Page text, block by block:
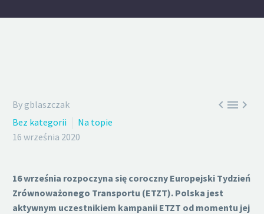

By gblaszczak
Bez kategorii
Na topie
16 września 2020
16 września rozpoczyna się coroczny Europejski Tydzień
Zrównoważonego Transportu (ETZT). Polska jest
aktywnym uczestnikiem kampanii ETZT od momentu jej